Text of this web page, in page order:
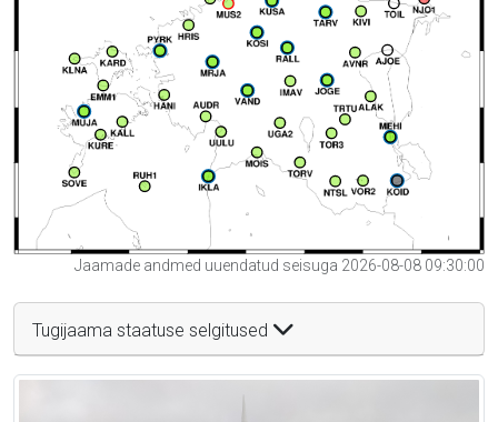
Jaamade andmed uuendatud seisuga 2026-08-08 09:30:00
Tugijaama staatuse selgitused